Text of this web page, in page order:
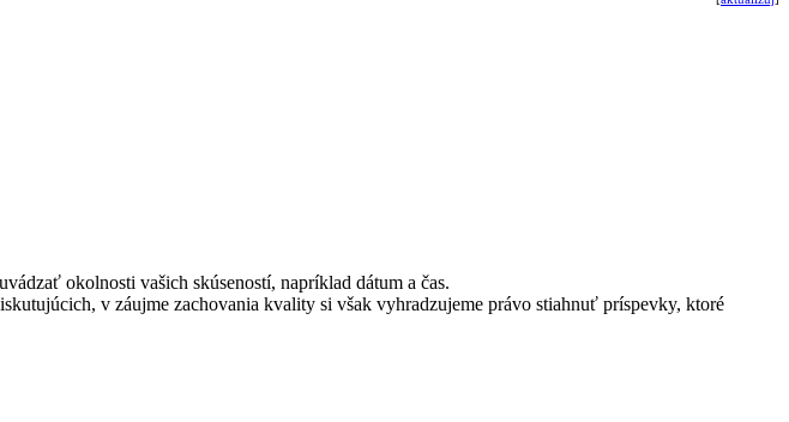
okolnosti vašich skúseností, napríklad dátum a čas.
v záujme zachovania kvality si však vyhradzujeme právo stiahnuť príspevky, ktoré